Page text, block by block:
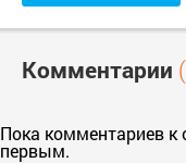
Комментарии
Пока комментариев к
первым.